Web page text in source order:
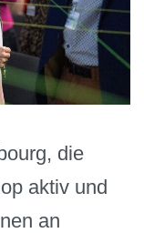
die
aktiv und
an